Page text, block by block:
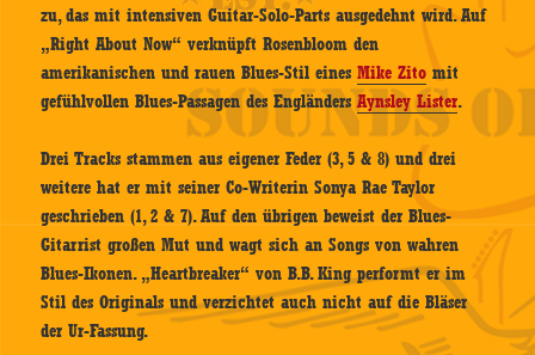
zu, das mit intensiven Guitar-Solo-Parts ausgedehnt wird. Auf
„Right About Now“ verknüpft Rosenbloom den
amerikanischen und rauen Blues-Stil einesMike Zito mit
gefühlvollen Blues-Passagen des EngländersAynsley Lister.
Drei Tracks stammen aus eigener Feder (3, 5 & 8) und drei
weitere hat er mit seiner Co-Writerin Sonya Rae Taylor
geschrieben (1, 2 & 7). Auf den übrigen beweist der Blues-
Gitarrist großen Mut und wagt sich an Songs von wahren
Blues-Ikonen. „Heartbreaker“ von B.B. King performt er im
Stil des Originals und verzichtet auch nicht auf die Bläser
der Ur-Fassung.